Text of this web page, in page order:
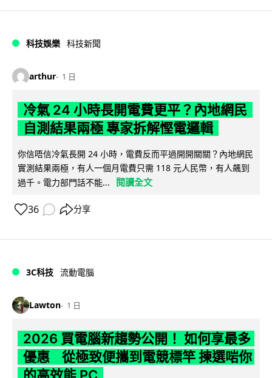
科技娛樂 科技新聞
arthur 1 日
冷氣 24 小時長開電費更平？內地網民
自測結果兩極 專家拆解慳電邏輯
你信唔信冷氣長開 24 小時，電費反而平過開開關關？內地網民
實測結果兩極，有人一個月電費只需 118 元人民幣，有人飆到
過千。電力部門話不能...
閱讀全文
36 分享
3C科技 流動電腦
Lawton 1 日
2026 買電腦新趨勢公開！ 如何享最多
優惠 從極致便攜到電競標竿 揀選啱你